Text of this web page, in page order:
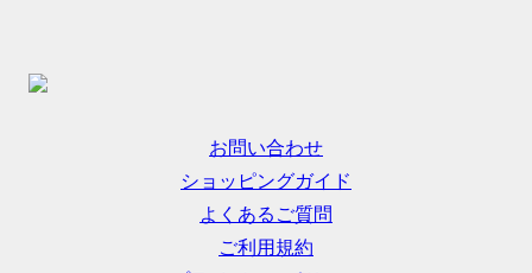
お問い合わせ
ショッピングガイド
よくあるご質問
ご利用規約